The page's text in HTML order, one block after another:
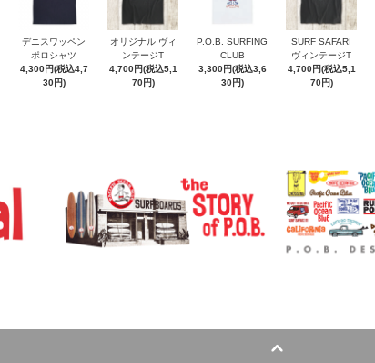
デニスワッペン
ポロシャツ
4,300円(税込4,7
30円)
オリジナル ヴィ
ンテージT
4,700円(税込5,1
70円)
P.O.B. SURFING
CLUB
3,300円(税込3,6
30円)
SURF SAFARI
ヴィンテージT
4,700円(税込5,1
70円)